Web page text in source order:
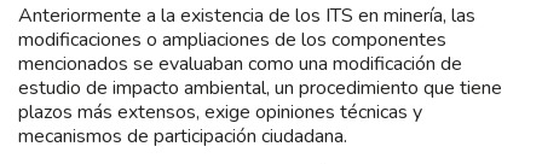
Anteriormente a la existencia de los ITS en minería, las
modificaciones o ampliaciones de los componentes
mencionados se evaluaban como una modificación de
estudio de impacto ambiental, un procedimiento que tiene
plazos más extensos, exige opiniones técnicas y
mecanismos de participación ciudadana.